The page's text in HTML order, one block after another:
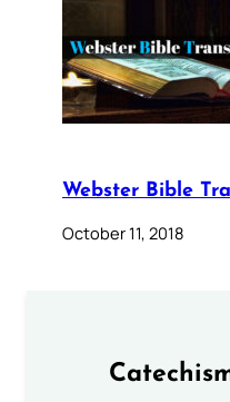
Webster Bible
October 11, 2018